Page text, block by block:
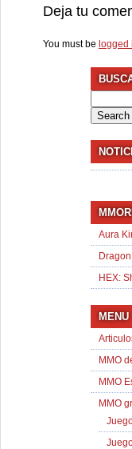
Deja tu
You must be logged
for:
Aura
HEX:
MENU
MMO
MMO
MMO